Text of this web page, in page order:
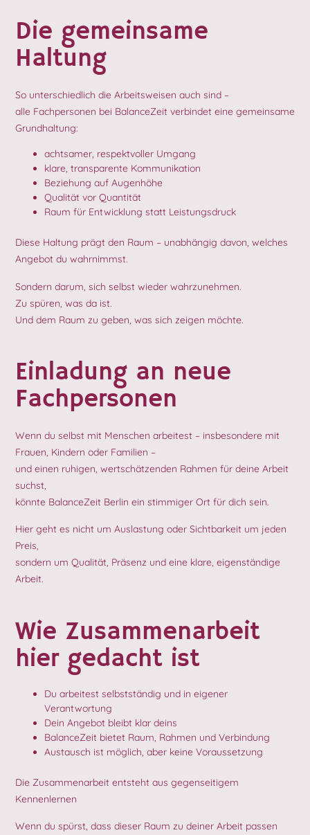
Die gemeinsame
Haltung
So unterschiedlich die Arbeitsweisen auch sind –
alle Fachpersonen bei BalanceZeit verbindet eine gemeinsame
Grundhaltung:
achtsamer, respektvoller Umgang
klare, transparente Kommunikation
Beziehung auf Augenhöhe
Qualität vor Quantität
Raum für Entwicklung statt Leistungsdruck
Diese Haltung prägt den Raum – unabhängig davon, welches
Angebot du wahrnimmst.
Sondern darum, sich selbst wieder wahrzunehmen.
Zu spüren, was da ist.
Und dem Raum zu geben, was sich zeigen möchte.
Einladung an neue
Fachpersonen
Wenn du selbst mit Menschen arbeitest – insbesondere mit
Frauen, Kindern oder Familien –
und einen ruhigen, wertschätzenden Rahmen für deine Arbeit
suchst,
könnte BalanceZeit Berlin ein stimmiger Ort für dich sein.
Hier geht es nicht um Auslastung oder Sichtbarkeit um jeden
Preis,
sondern um Qualität, Präsenz und eine klare, eigenständige
Arbeit.
Wie Zusammenarbeit
hier gedacht ist
Du arbeitest selbstständig und in eigener
Verantwortung
Dein Angebot bleibt klar deins
BalanceZeit bietet Raum, Rahmen und Verbindung
Austausch ist möglich, aber keine Voraussetzung
Die Zusammenarbeit entsteht aus gegenseitigem
Kennenlernen
Wenn du spürst, dass dieser Raum zu deiner Arbeit passen